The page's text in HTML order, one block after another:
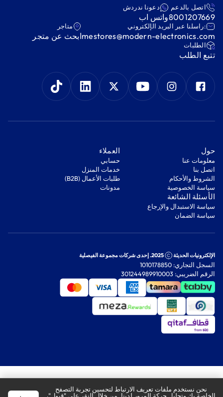
اتصل بالدعم
8001207669
دعونا ندردش
واتس اب
:راسلنا عبر البريد الإلكتروني
mestores@modern-electronics.com
متاجر
ابحث عن متجر
‫الطلبات‬
‫تتبع الطلب‬
‫حول‬
معلومات عنا
اتصل بنا
‫الشروط والأحكام‬
‫سياسة الخصوصية‬
‫العملاء‬
‫حسابي‬
‫خدمات المنزل‬
‫طلبات الأعمال (B2B)‬
مدونات
‫الأسئلة الشائعة‬
‫سياسة الاستبدال والإرجاع‬
‫سياسة الضمان‬
الإلكترونيات الحديثة 2025. إحدى شركات مجموعة الفيصلية
السجل التجاري: 1010178850
الرقم الضريبي: 301244989910003
نحن نستخدم ملفات تعريف الارتباط لتحسين تجربة التصفح